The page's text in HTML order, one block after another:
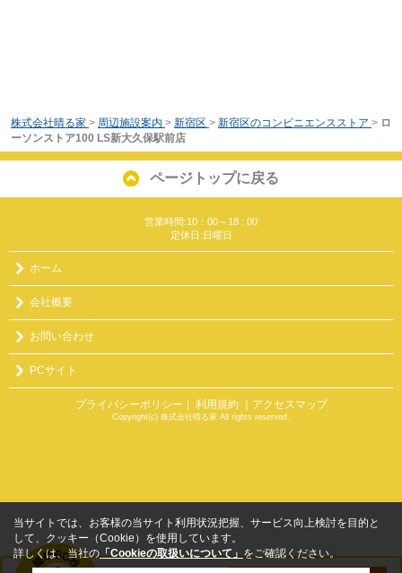
株式会社晴る家 > 周辺施設案内 > 新宿区 > 新宿区のコンビニエンスストア > ロ
ーソンストア100 LS新大久保駅前店
ページトップに戻る
営業時間:10：00～18 : 00
定休日:日曜日
ホーム
会社概要
お問い合わせ
PCサイト
プライバシーポリシー ｜ 利用規約 ｜アクセスマップ
Copyright(c) 株式会社晴る家 All rights reserved.
当サイトでは、お客様の当サイト利用状況把握、サービス向上検討を目的と
して、クッキー（Cookie）を使用しています。
詳しくは、当社の「Cookieの取扱いについて」をご確認ください。